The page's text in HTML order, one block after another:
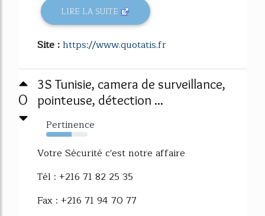
LIRE LA SUITE
Site :https://www.quotatis.fr
0
3S Tunisie, camera de surveillance,
pointeuse, détection ...
Pertinence
61%
Votre Sécurité c'est notre affaire
Tél : +216 71 82 25 35
Fax : +216 71 94 70 77